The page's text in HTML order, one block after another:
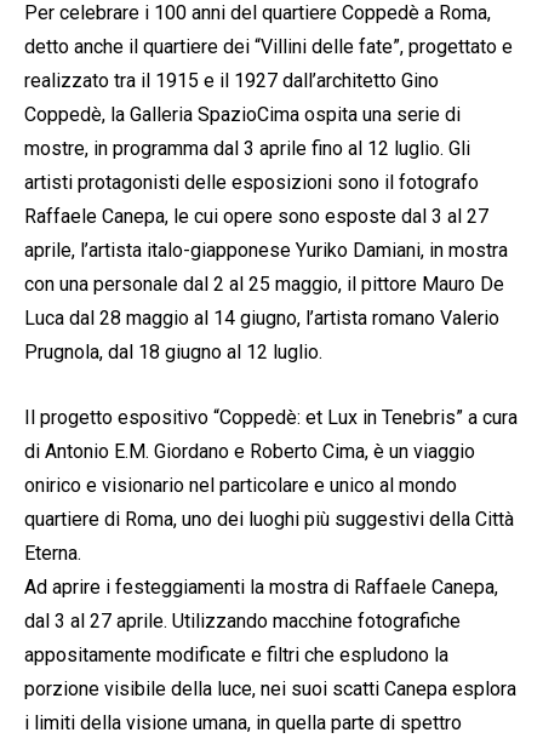
Per celebrare i 100 anni del quartiere Coppedè a Roma,
detto anche il quartiere dei “Villini delle fate”, progettato e
realizzato tra il 1915 e il 1927 dall’architetto Gino
Coppedè, la Galleria SpazioCima ospita una serie di
mostre, in programma dal 3 aprile fino al 12 luglio. Gli
artisti protagonisti delle esposizioni sono il fotografo
Raffaele Canepa, le cui opere sono esposte dal 3 al 27
aprile, l’artista italo-giapponese Yuriko Damiani, in mostra
con una personale dal 2 al 25 maggio, il pittore Mauro De
Luca dal 28 maggio al 14 giugno, l’artista romano Valerio
Prugnola, dal 18 giugno al 12 luglio.
Il progetto espositivo “Coppedè: et Lux in Tenebris” a cura
di Antonio E.M. Giordano e Roberto Cima, è un viaggio
onirico e visionario nel particolare e unico al mondo
quartiere di Roma, uno dei luoghi più suggestivi della Città
Eterna.
Ad aprire i festeggiamenti la mostra di Raffaele Canepa,
dal 3 al 27 aprile. Utilizzando macchine fotografiche
appositamente modificate e filtri che espludono la
porzione visibile della luce, nei suoi scatti Canepa esplora
i limiti della visione umana, in quella parte di spettro